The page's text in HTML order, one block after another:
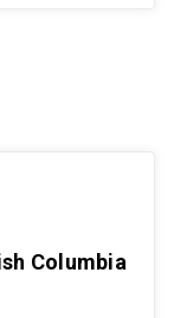
Columbia